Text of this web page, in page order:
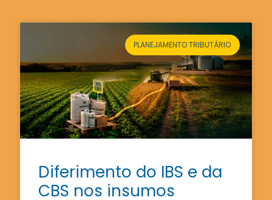
PLANEJAMENTO TRIBUTÁRIO
Diferimento do IBS e da
CBS nos insumos